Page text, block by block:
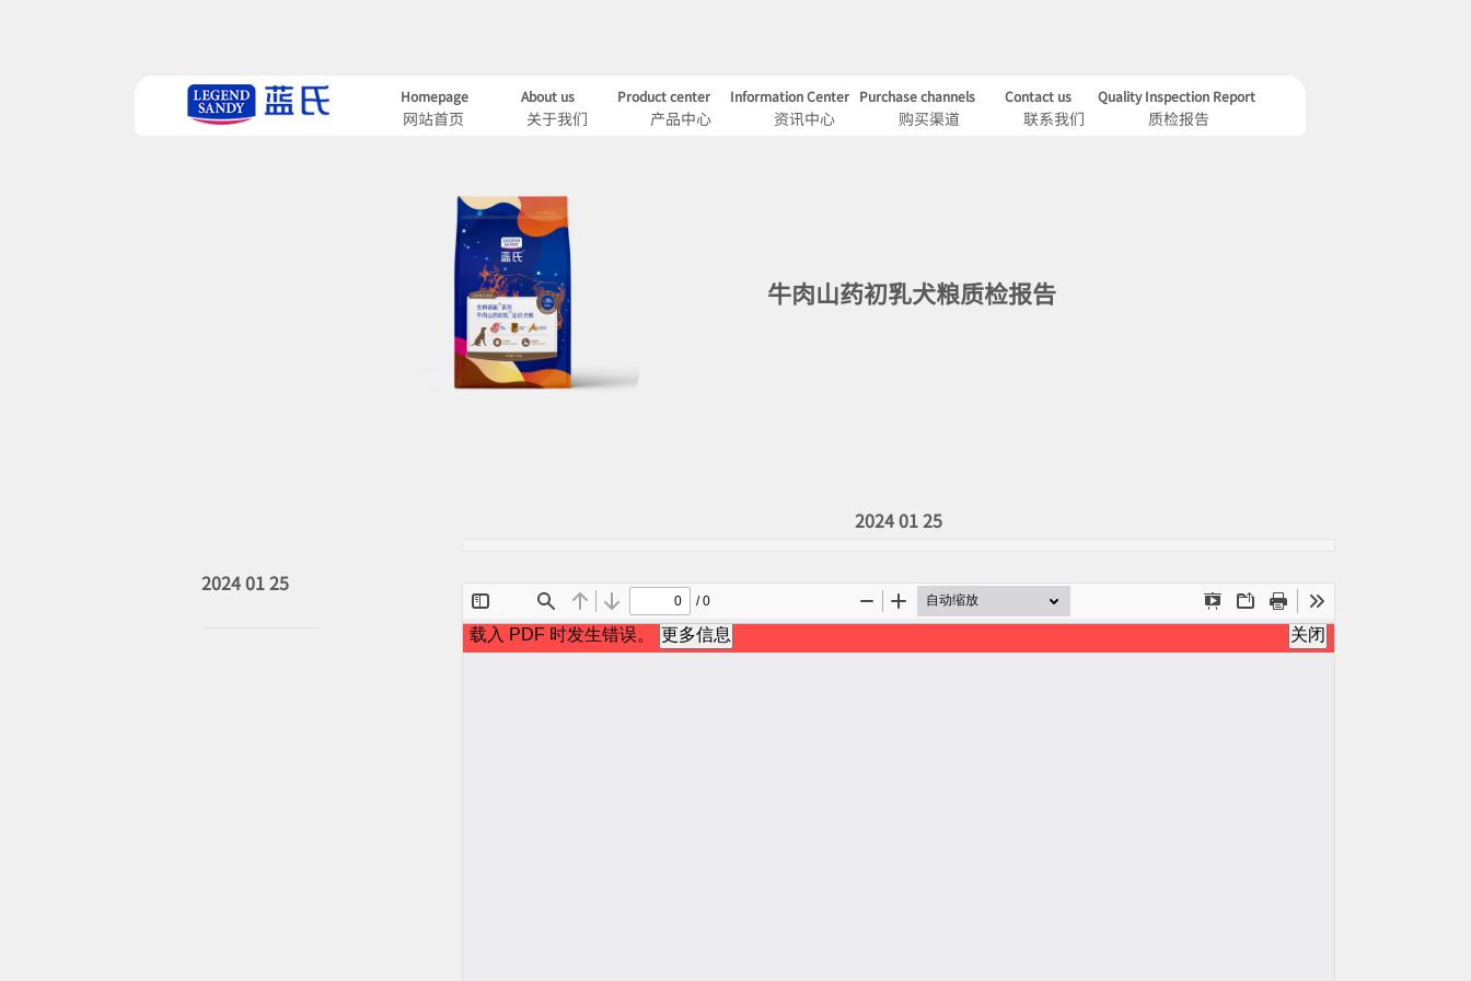
Homepage About us Product center Information Center Purchase channels Contact us Quality Inspection Report
网站首页 关于我们 产品中心 资讯中心 购买渠道 联系我们 质检报告
牛肉山药初乳犬粮质检报告
2024 01 25
2024 01 25